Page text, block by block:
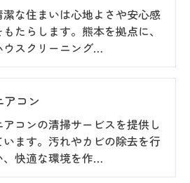
潔な住まいは心地よさや安心感
もたらします。熊本を拠点に、
ウスクリーニング…
アコン
アコンの清掃サービスを提供し
います。汚れやカビの除去を行
、快適な環境を作…